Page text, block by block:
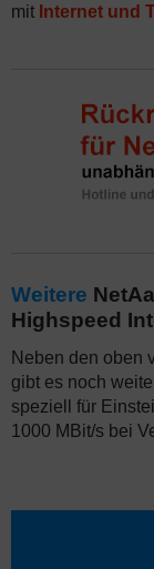
mit Internet und
Weitere
Highspeed
Neben den oben
gibt es noch
speziell für
1000 MBit/s bei